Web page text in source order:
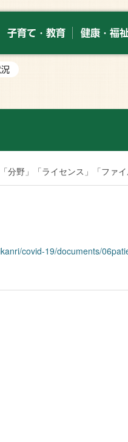
子育て・教育 健康・福
野」「ライセンス」「ファ
covid-19/documents/